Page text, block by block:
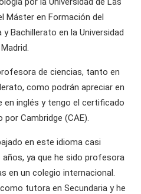
Máster en Formación del
Bachillerato en la Universidad
de ciencias, tanto en
como podrán apreciar en
en inglés y tengo el certificado
por Cambridge (CAE).
en este idioma casi
ya que he sido profesora
en un colegio internacional.
tutora en Secundaria y he